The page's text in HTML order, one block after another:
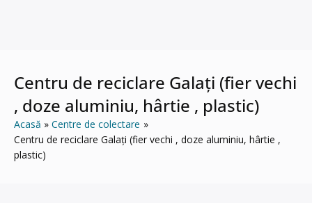
Centru de reciclare Galați (fier vechi
, doze aluminiu, hârtie , plastic)
Acasă
Centre de colectare
Centru de reciclare Galați (fier vechi , doze aluminiu, hârtie ,
plastic)